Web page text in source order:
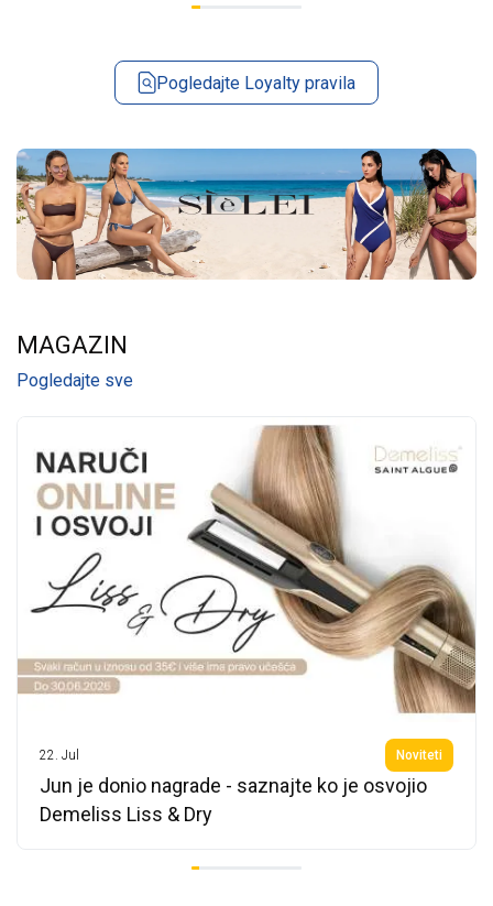
Pogledajte Loyalty pravila
MAGAZIN
Pogledajte sve
22. Jul Noviteti
Jun je donio nagrade - saznajte ko je osvojio
Demeliss Liss & Dry